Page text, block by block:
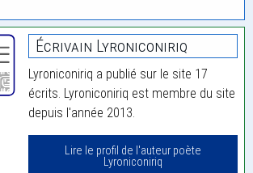
Écrivain Lyroniconiriq
Lyroniconiriq a publié sur le site 17
écrits. Lyroniconiriq est membre du site
depuis l'année 2013.
Lire le profil de l'auteur poète
Lyroniconiriq